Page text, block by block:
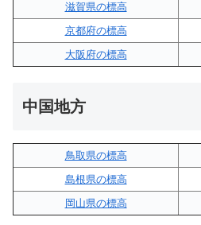
滋賀県の標高
京都府の標高
大阪府の標高
中国地方
鳥取県の標高
島根県の標高
岡山県の標高